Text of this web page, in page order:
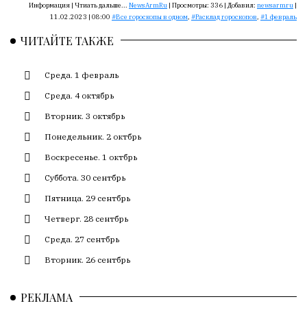
Редакция
лезет
авторские
тексты,
кромсает
их
искажает
смысл.
Мнение
редакции
не
условием
Информация | Чтиать дальше... NewsArmRu | Просмотры: 336 | Добавил: newsarmru |
11.02.2023 | 08:00
Все гороскопы в одном, Расклад гороскопов, 1 февраль
ЧИТАЙТЕ ТАКЖЕ
Среда. 1 февраль
Среда. 4 октябрь
Вторник. 3 октябрь
Понедельник. 2 октбрь
Воскресенье. 1 октбрь
Суббота. 30 сентбрь
Пятница. 29 сентбрь
Четверг. 28 сентбрь
Среда. 27 сентбрь
Вторник. 26 сентбрь
РЕКЛАМА